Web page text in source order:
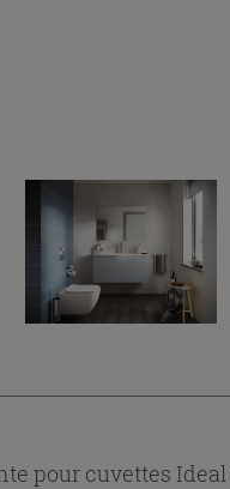
pour cuvettes